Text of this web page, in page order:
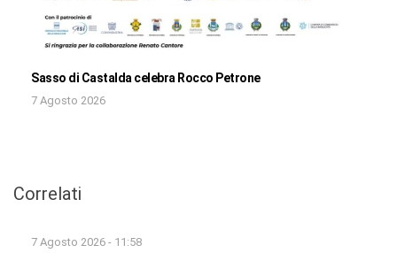
Sasso di Castalda celebra Rocco Petrone
7 Agosto 2026
Correlati
7 Agosto 2026 - 11:58